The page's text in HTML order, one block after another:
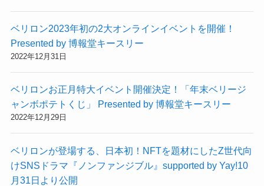
ベリロン2023年初の2大オンラインイベントを開催！
Presented by 博報堂キースリー
2022年12月31日
ベリロンお正月特大イベント開催決定！「年末ベリージ
ャンボポテトくじ」 Presented by 博報堂キースリー
2022年12月29日
ベリロンが登場する、日本初！NFTを題材にしたZ世代向
けSNSドラマ『ノンファンジブル』supported by Yay!10
月31日より公開